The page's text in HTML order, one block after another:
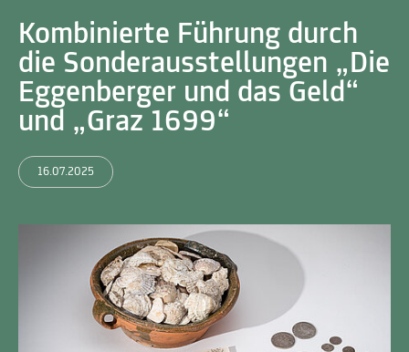
Kombinierte Führung durch
die Sonderausstellungen „Die
Eggenberger und das Geld“
und „Graz 1699“
16.07.2025